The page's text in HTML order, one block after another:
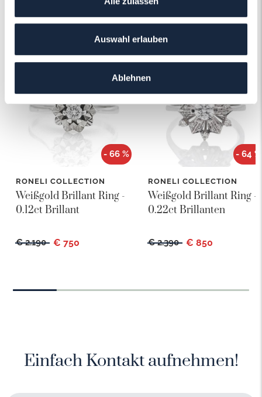
Auswahl erlauben
Ablehnen
Das könnte Ihnen auch gefallen!
- 66 %
RONELI COLLECTION
Weißgold Brillant Ring -
0.12ct Brillant
€ 2.190 € 750
- 64 %
RONELI COLLECTION
Weißgold Brillant Ring -
0.22ct Brillanten
€ 2.390 € 850
Einfach Kontakt aufnehmen!